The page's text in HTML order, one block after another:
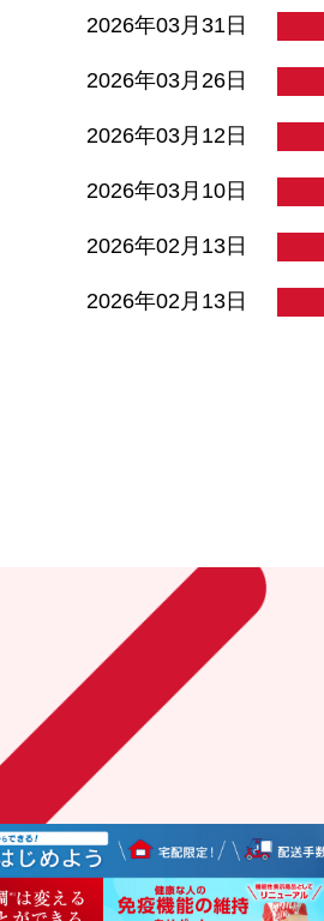
2026年03月31日
2026年03月26日
2026年03月12日
2026年03月10日
2026年02月13日
2026年02月13日